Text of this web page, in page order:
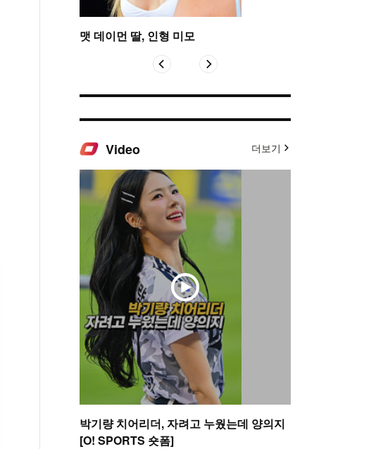
맷 데이먼 딸, 인형 미모
Video 더보기
박기량 치어리더, 자려고 누웠는데 양의지
[O! SPORTS 숏폼]